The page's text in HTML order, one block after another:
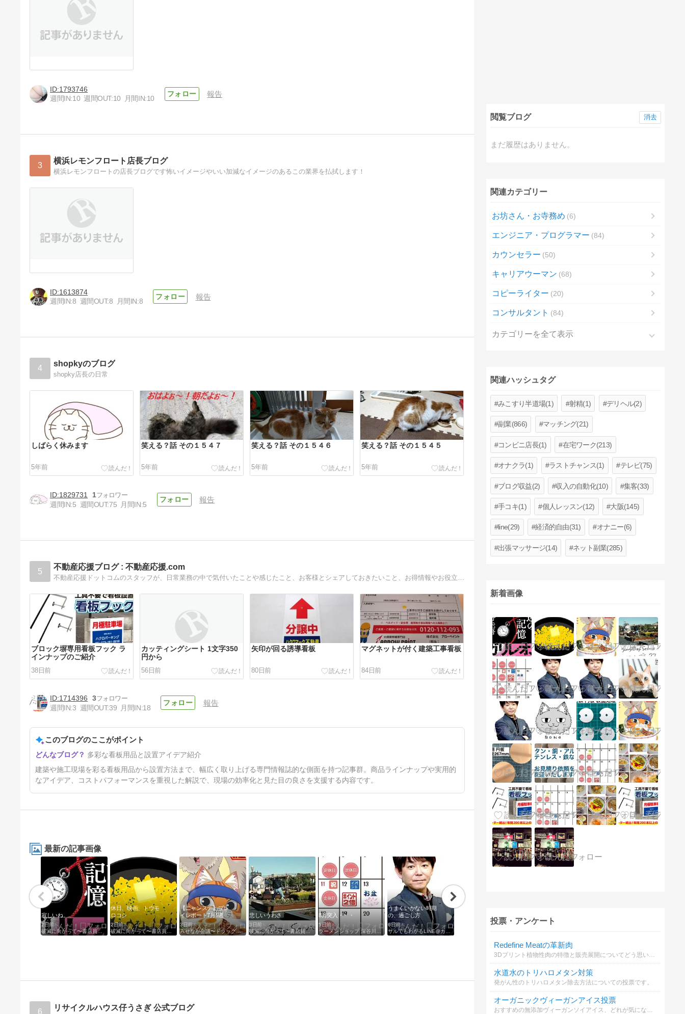
1793746
週間IN:10 週間OUT:10 月間IN:10
報告
3 横浜レモンフロート店長ブログ
横浜レモンフロートの店長ブログです怖いイメージやいい加減なイメージのあるこの業界を払拭します！
1613874
週間IN:8 週間OUT:8 月間IN:8
報告
4 shopkyのブログ
shopky店長の日常
しばらく休みます
5年前
笑える？話 その１５４７
5年前
笑える？話 その１５４６
5年前
笑える？話 その１５４５
5年前
1829731
1
週間IN:5 週間OUT:75 月間IN:5
報告
5 不動産応援ブログ : 不動産応援.com
不動産応援ドットコムのスタッフが、日常業務の中で気付いたことや感じたこと、お客様とシェアしておきたいこと、お得情報やお役立ち情報を発信中！
ブロック塀専用看板フック ラ
インナップのご紹介
38日前
カッティングシート 1文字350
円から
56日前
矢印が回る誘導看板
80日前
マグネットが付く建築工事看板
84日前
わずか10秒！ワンタッチ切り
替え幕！
4ヶ月前
1714396
3
週間IN:3 週間OUT:39 月間IN:18
報告
このブログのここがポイント
多彩な看板用品と設置アイデア紹介
建築や施工現場を彩る看板用品から設置方法まで、幅広く取り上げる専門情報誌的な側面を持つ記事群。商品ラインナップや実用的
なアイデア、コストパフォーマンスを重視した解説で、現場の効率化と見た目の良さを支援する内容です。
最新の記事画像
寂しいね。
2日前
破滅に向かって〜書店員日記〜
休日、映画、トウモ
ロコシ
2日前
破滅に向かって〜書店員日記〜
【ニャンステ】プレ
イレポート7月5週
3日前
みせなが会議〜ドラッグストアの歩き方〜
悲しいうわさ
3日前
破滅に向かって〜書店員日記〜
8月突入・・・
5日前
うまくいかない時期
の、過ごし方
6日前
サルでもわかるLINE@カフェ〜ネットラジオ番組 連動ブログ
LINE配信が続かない
7日前
6 リサイクルハウス仔うさぎ 公式ブログ
閲覧ブログ
まだ履歴はありません。
消去
関連カテゴリー
お坊さん・お寺務め 6
エンジニア・プログラマー 84
カウンセラー 50
キャリアウーマン 68
コピーライター 20
コンサルタント 84
カテゴリーを全て表示
関連ハッシュタグ
みこすり半道場(1) 射精(1) デリヘル(2)
副業(866) マッチング(21)
コンビニ店長(1) 在宅ワーク(213)
オナクラ(1) ラストチャンス(1) テレビ(75)
ブログ収益(2) 収入の自動化(10) 集客(33)
手コキ(1) 個人レッスン(12) 大阪(145)
line(29) 経済的自由(31) オナニー(6)
出張マッサージ(14) ネット副業(285)
新着画像
投票・アンケート
Redefine Meatの革新肉
3Dプリント植物性肉の特徴と販売展開についてどう思いますか？
水道水のトリハロメタン対策
発がん性のトリハロメタン除去方法についての投票です。
オーガニックヴィーガンアイス投票
おすすめの無添加ヴィーガンソイアイス、どれが気になる？